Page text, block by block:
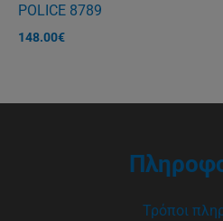
POLICE 8789
148.00€
Τρόποι